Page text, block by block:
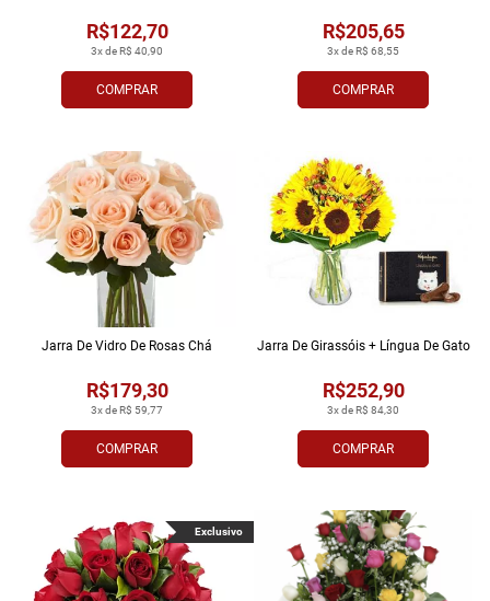
COMPRAR
3x de R$ 40,90
R$122,70
COMPRAR
3x de R$ 68,55
R$205,65
COMPRAR
3x de R$ 59,77
R$179,30
Jarra De Vidro De Rosas Chá
COMPRAR
3x de R$ 84,30
R$252,90
Jarra De Girassóis + Língua De Gato
Exclusivo